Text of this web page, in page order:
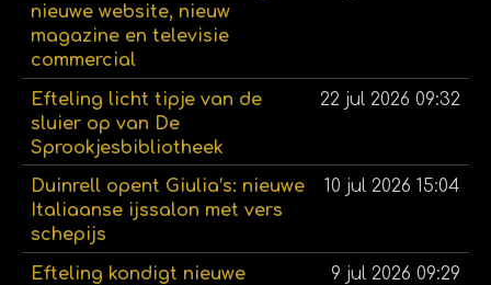
nieuwe website, nieuw
magazine en televisie
commercial
Efteling licht tipje van de
sluier op van De
Sprookjesbibliotheek
22 jul 2026 09:32
Duinrell opent Giulia’s: nieuwe
Italiaanse ijssalon met vers
schepijs
10 jul 2026 15:04
Efteling kondigt nieuwe
9 jul 2026 09:29